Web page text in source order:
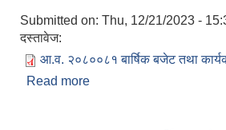
Submitted on: Thu, 12/21/2023 -
दस्तावेज:
आ.व. २०८००८१ बार्षिक बजेट तथा
Read more